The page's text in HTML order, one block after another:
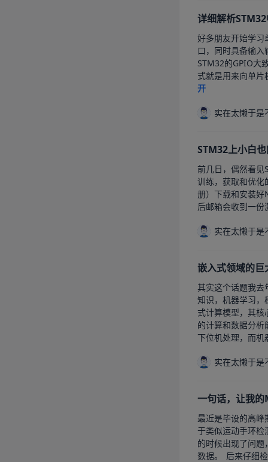
详细解析
好多朋友开始学习
口，同时具备输
STM32的GPIO大
式就是用来向单片
开
实在太懒于是
STM32上小白
前几日，偶然看
训练，获取和优化
册）下载和安装
后邮箱会收到一
实在太懒于是
嵌入式领域的
其实这个话题我去年创建这个公众号之初就有文章
知识，机器学习，模
式计算模型，其核
的计算和数据分析能力，满足
下位机处理，而机
实在太懒于是
一句话，让我
最近是毕设的高峰期，
于类似运动手环检测老人摔倒姿态以及血氧心率采集
的时候出现了问题，不仅仅是
数据。	后来仔细检查，发现是因为我在代码的主循环中加入了一个延时。	这里本意是想延时，降低其他传感器数据的发送频率，但是就会出现MAX30100无法